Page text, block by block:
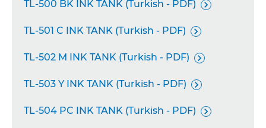
TL-500 BK INK TANK (Turkish - PDF) 
TL-501 C INK TANK (Turkish - PDF) 
TL-502 M INK TANK (Turkish - PDF) 
TL-503 Y INK TANK (Turkish - PDF) 
TL-504 PC INK TANK (Turkish - PDF) 